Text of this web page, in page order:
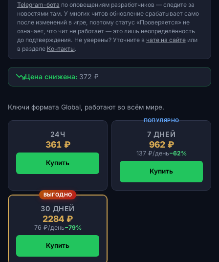
Telegram-бота по оповещениям разработчиков — следите за
новостями там. У многих читов обновление срабатывает само
после изменений в игре, поэтому статус «Проверяется» не
означает, что чит не работает — это лишь неопределённость
до подтверждения. Не уверены? Уточните в чате на сайтеили
в разделе Контакты.
Цена снижена: 372 ₽
Ключи формата Global, работают во всём мире.
24Ч
361 ₽
Купить
ПОПУЛЯРНО
7 ДНЕЙ
962 ₽
137 ₽/день−62%
Купить
ВЫГОДНО
30 ДНЕЙ
2284 ₽
76 ₽/день−79%
Купить